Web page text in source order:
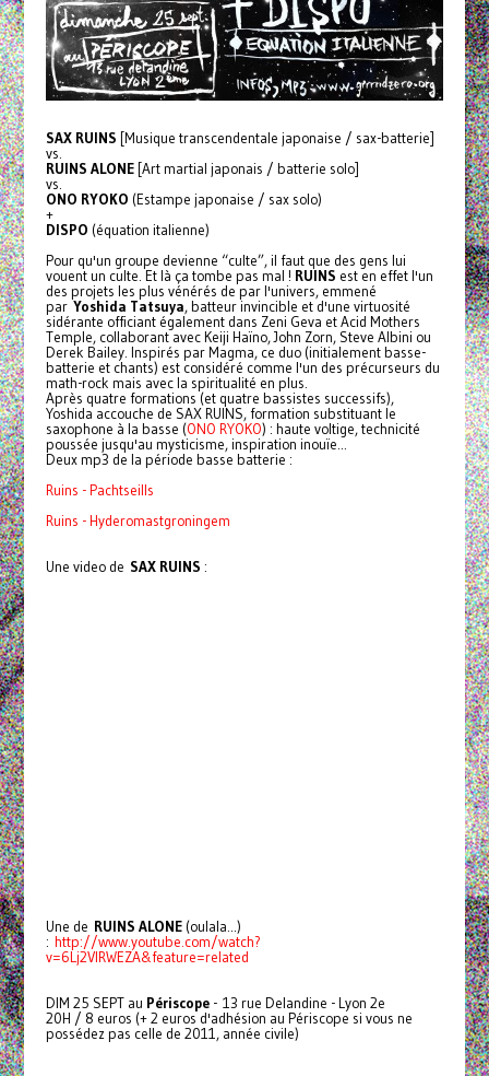
SAX RUINS [Musique transcendentale japonaise / sax-batterie]
vs.
RUINS ALONE[Art martial japonais / batterie solo]
vs.
ONO RYOKO (Estampe japonaise / sax solo)
+
DISPO (équation italienne)
Pour qu'un groupe devienne “culte”, il faut que des gens lui
vouent un culte. Et là ça tombe pas mal ! RUINS est en effet l'un
des projets les plus vénérés de par l'univers, emmené
par Yoshida Tatsuya, batteur invincible et d'une virtuosité
sidérante officiant également dans Zeni Geva et Acid Mothers
Temple, collaborant avec Keiji Haïno, John Zorn, Steve Albini ou
Derek Bailey. Inspirés par Magma, ce duo (initialement basse-
batterie et chants) est considéré comme l'un des précurseurs du
math-rock mais avec la spiritualité en plus.
Après quatre formations (et quatre bassistes successifs),
Yoshida accouche de SAX RUINS, formation substituant le
saxophone à la basse (ONO RYOKO) : haute voltige, technicité
poussée jusqu'au mysticisme, inspiration inouïe...
Deux mp3 de la période basse batterie :
Ruins - Pachtseills
Ruins - Hyderomastgroningem
Une video de SAX RUINS :
Une de RUINS ALONE(oulala...)
: http://www.youtube.com/watch?
v=6Lj2VIRWEZA&feature=related
DIM 25 SEPT au Périscope- 13 rue Delandine - Lyon 2e
20H / 8 euros (+ 2 euros d'adhésion au Périscope si vous ne
possédez pas celle de 2011, année civile)